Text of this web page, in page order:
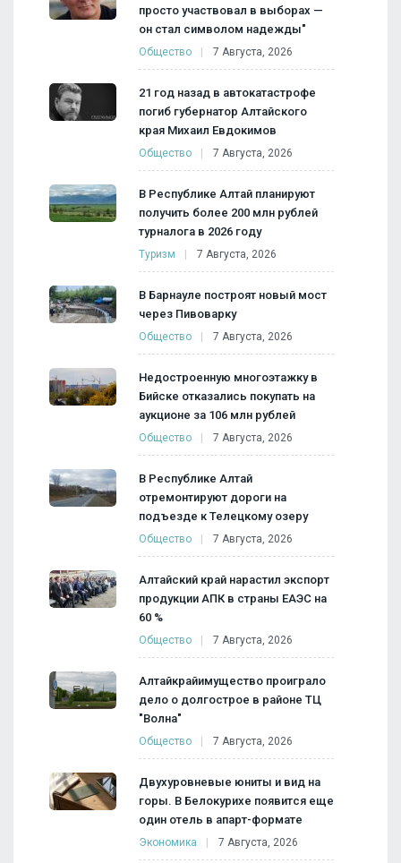
просто участвовал в выборах —
он стал символом надежды"
Общество 7 Августа, 2026
21 год назад в автокатастрофе
погиб губернатор Алтайского
края Михаил Евдокимов
Общество 7 Августа, 2026
В Республике Алтай планируют
получить более 200 млн рублей
турналога в 2026 году
Туризм 7 Августа, 2026
В Барнауле построят новый мост
через Пивоварку
Общество 7 Августа, 2026
Недостроенную многоэтажку в
Бийске отказались покупать на
аукционе за 106 млн рублей
Общество 7 Августа, 2026
В Республике Алтай
отремонтируют дороги на
подъезде к Телецкому озеру
Общество 7 Августа, 2026
Алтайский край нарастил экспорт
продукции АПК в страны ЕАЭС на
60 %
Общество 7 Августа, 2026
Алтайкрайимущество проиграло
дело о долгострое в районе ТЦ
"Волна"
Общество 7 Августа, 2026
Двухуровневые юниты и вид на
горы. В Белокурихе появится еще
один отель в апарт-формате
Экономика 7 Августа, 2026